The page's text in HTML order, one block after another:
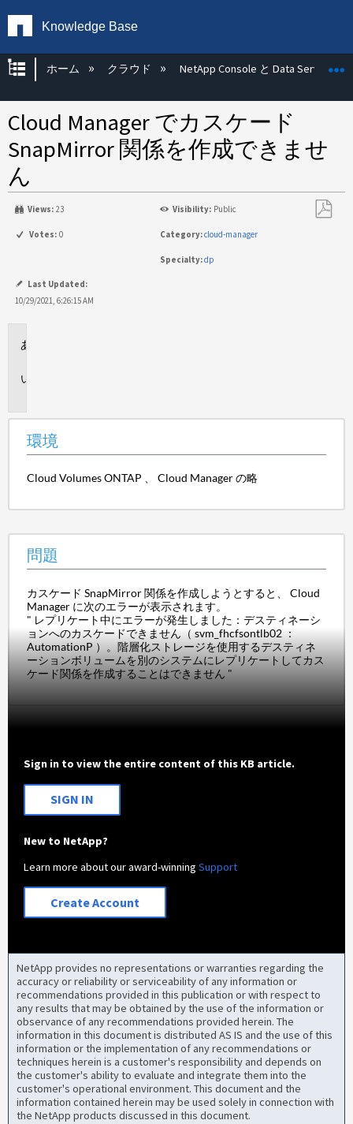
Knowledge Base
グローバル階層を展開/折りたたむ
ホーム クラウド NetApp Console と Data Services
Cloud Manager でカスケード
SnapMirror 関係を作成できませ
ん
Views: 23 Visibility: Public
Votes: 0 Category:cloud-manager
Specialty:dp
Last Updated:
10/29/2021, 6:26:15 AM
環境
Cloud Volumes ONTAP 、 Cloud Manager の略
問題
カスケード SnapMirror 関係を作成しようとすると、 Cloud
Manager に次のエラーが表示されます。
" レプリケート中にエラーが発生しました：デスティネーシ
ョンへのカスケードできません（ svm_fhcfsontlb02 ：
AutomationP ）。階層化ストレージを使用するデスティネ
ーションボリュームを別のシステムにレプリケートしてカス
ケード関係を作成することはできません "
Sign in to view the entire content of this KB article.
SIGN IN
New to NetApp?
Learn more about our award-winningSupport
Create Account
NetApp provides no representations or warranties regarding the
accuracy or reliability or serviceability of any information or
recommendations provided in this publication or with respect to
any results that may be obtained by the use of the information or
observance of any recommendations provided herein. The
information in this document is distributed AS IS and the use of this
information or the implementation of any recommendations or
techniques herein is a customer's responsibility and depends on
the customer's ability to evaluate and integrate them into the
customer's operational environment. This document and the
information contained herein may be used solely in connection with
the NetApp products discussed in this document.